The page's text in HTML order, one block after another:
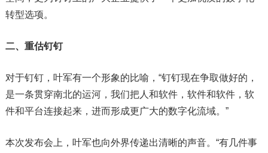
转型选项。
二、 重估钉钉
对于钉钉，叶军有一个形象的比喻，“钉钉现在争取做好的，
是一条贯穿南北的运河，我们把人和软件，软件和软件，软
件和平台连接起来，进而形成更广大的数字化流域。”
本次发布会上，叶军也向外界传递出清晰的声音。“有几件事